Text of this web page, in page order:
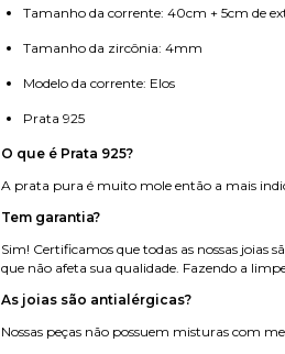
Tamanho da corrente: 40cm + 5cm de
Tamanho da zircônia: 4mm
Modelo da corrente: Elos
Prata 925
O que é Prata 925?
A prata pura é muito mole então a mais
Tem garantia?
Sim! Certificamos que todas as nossas joias
que não afeta sua qualidade. Fazendo a
As joias são antialérgicas?
Nossas peças não possuem misturas com